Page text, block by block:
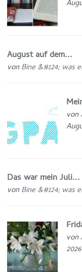
August auf dem...
vonBine &#124; was
von
Das war mein Juli...
vonBine &#124; was
von